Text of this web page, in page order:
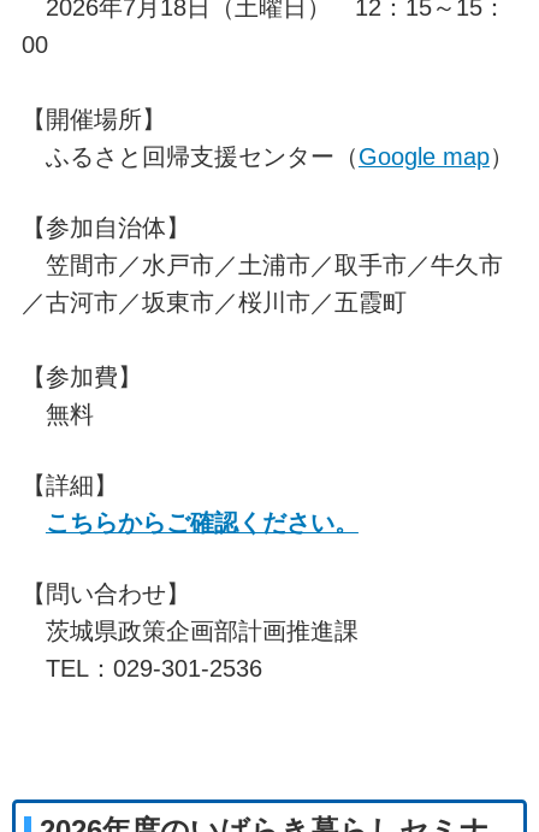
2026年7月18日（土曜日） 12：15～15：
00
【開催場所】
ふるさと回帰支援センター（Google map）
【参加自治体】
笠間市／水戸市／土浦市／取手市／牛久市
／古河市／坂東市／桜川市／五霞町
【参加費】
無料
【詳細】
こちらからご確認ください。
【問い合わせ】
茨城県政策企画部計画推進課
TEL：029-301-2536